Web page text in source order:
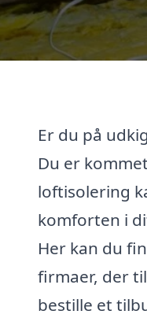
Er du på
Du er
loftisolering
komforten i
Her kan du
firmaer, der
bestille et